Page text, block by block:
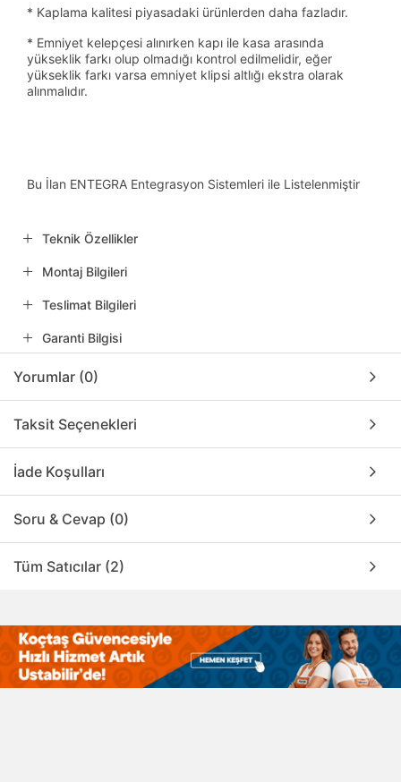
* Kaplama kalitesi piyasadaki ürünlerden daha fazladır.
* Emniyet kelepçesi alınırken kapı ile kasa arasında
yükseklik farkı olup olmadığı kontrol edilmelidir, eğer
yükseklik farkı varsa emniyet klipsi altlığı ekstra olarak
alınmalıdır.
Bu İlan ENTEGRA Entegrasyon Sistemleri ile Listelenmiştir
Teknik Özellikler
Montaj Bilgileri
Teslimat Bilgileri
Garanti Bilgisi
Yorumlar (0)
Taksit Seçenekleri
İade Koşulları
Soru & Cevap (0)
Tüm Satıcılar (2)